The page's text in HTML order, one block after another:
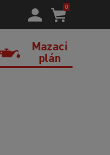
0
Mazací
plán